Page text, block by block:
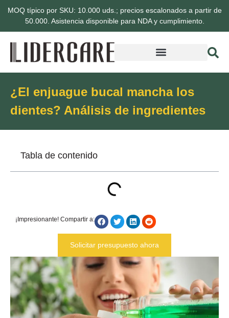
MOQ típico por SKU: 10.000 uds.; precios escalonados a partir de
50.000. Asistencia disponible para NDA y cumplimiento.
¿El enjuague bucal mancha los
dientes? Análisis de ingredientes
Tabla de contenido
¡Impresionante! Compartir a:
Solicitar presupuesto ahora